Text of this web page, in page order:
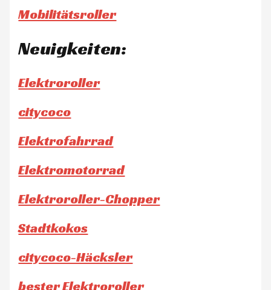
Mobilitätsroller
Neuigkeiten:
Elektroroller
citycoco
Elektrofahrrad
Elektromotorrad
Elektroroller-Chopper
Stadtkokos
citycoco-Häcksler
bester Elektroroller